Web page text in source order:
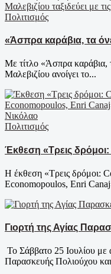
Πολιτισμός
«Άσπρα καράβια, τα
Με τίτλο «Άσπρα
Μαλεβιζίου ανοίγει το...
Πολιτισμός
Έκθεση «Τρεις
Η έκθεση «Τρεις δρόμοι:
Economopoulos, Enri
Γιορτή της Αγίας
Το Σάββατο 25 Ιουλίου με
Παρασκευής Πολιούχου